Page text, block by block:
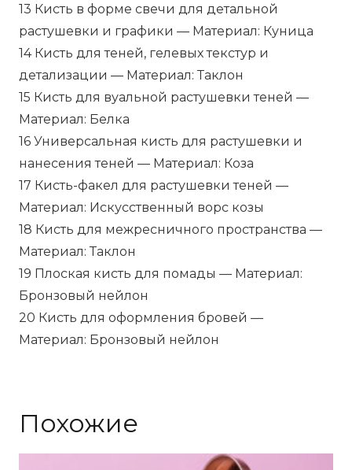
13 Кисть в форме свечи для детальной
растушевки и графики — Материал: Куница
14 Кисть для теней, гелевых текстур и
детализации — Материал: Таклон
15 Кисть для вуальной растушевки теней —
Материал: Белка
16 Универсальная кисть для растушевки и
нанесения теней — Материал: Коза
17 Кисть-факел для растушевки теней —
Материал: Искусственный ворс козы
18 Кисть для межресничного пространства —
Материал: Таклон
19 Плоская кисть для помады — Материал:
Бронзовый нейлон
20 Кисть для оформления бровей —
Материал: Бронзовый нейлон
Похожие